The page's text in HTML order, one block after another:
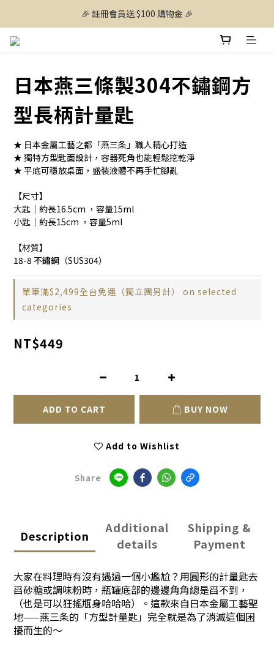
🎉 註冊會員送 $100 購物金 🎉
日本燕三條製304不鏽鋼方
型長柄計量匙
★ 日本金屬工藝之都「燕三条」職人精心打造
★ 獨特方型匙面設計，容器死角也能輕鬆挖乾淨
★ 平底可穩放桌面，盛裝液體不再手忙腳亂
【尺寸】
大匙｜約長16.5cm ，容量15ml
小匙｜約長15cm ，容量5ml
【材質】
18-8 不鏽鋼（SUS304）
單筆滿$2,499全台免運（獨立團另計） on selected
categories
NT$449
ADD TO CART BUY NOW
Add to Wishlist
Share
Description
Additional
details
Shipping &
Payment
大家在料理時有沒有遇過一個小尷尬？用圓形的計量匙去
舀砂糖或調味粉時，瓶罐底部的邊邊角角總是舀不到，
（也是可以狂搖瓶身哈哈哈）。這款來自日本金屬工藝聖
地——燕三条的「方型計量匙」完全就是為了消滅這個困
擾而生的～